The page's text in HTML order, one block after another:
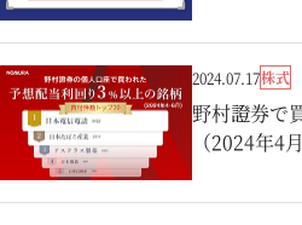
2024.07.17株式
野村證券で
（2024年4